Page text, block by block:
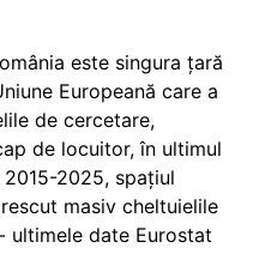
este singura țară
Europeană care a
de cercetare,
de locuitor, în ultimul
2025, spațiul
masiv cheltuielile
ultimele date Eurostat